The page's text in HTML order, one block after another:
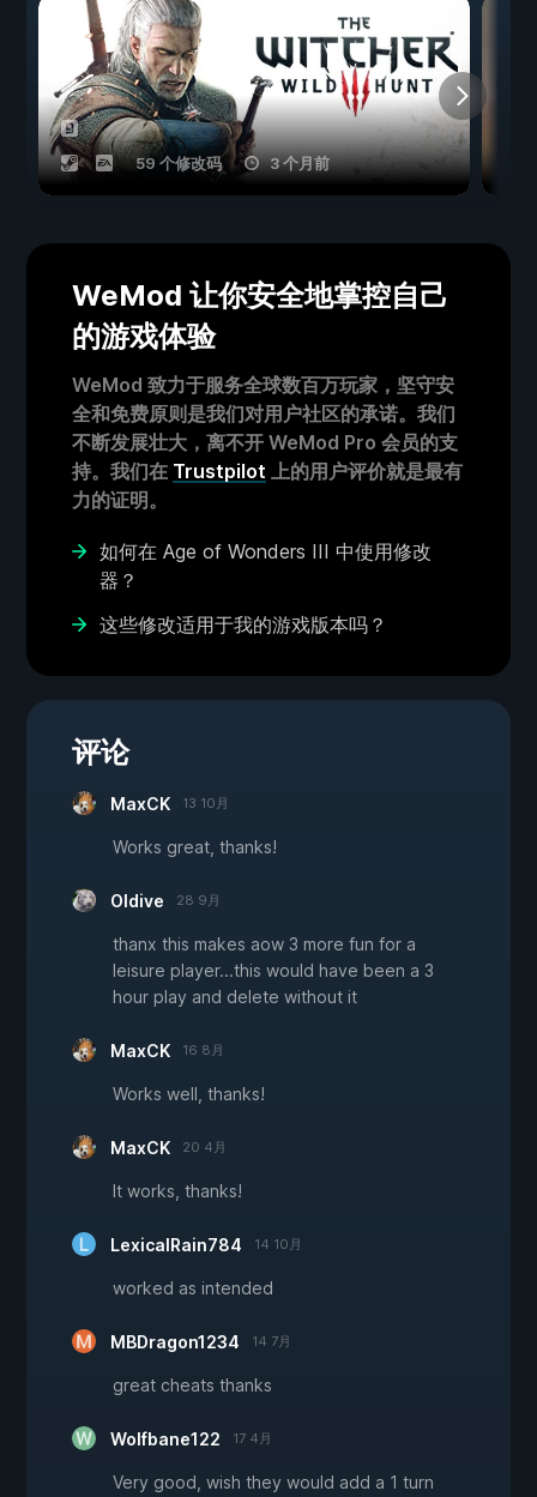
59 个修改码 3 个月前
WeMod 让你安全地掌控自己
的游戏体验
WeMod 致力于服务全球数百万玩家，坚守安
全和免费原则是我们对用户社区的承诺。我们
不断发展壮大，离不开 WeMod Pro 会员的支
持。我们在 Trustpilot 上的用户评价就是最有
力的证明。
如何在 Age of Wonders III 中使用修改
器？
这些修改适用于我的游戏版本吗？
评论
MaxCK 13 10月
Works great, thanks!
Oldive 28 9月
thanx this makes aow 3 more fun for a
leisure player...this would have been a 3
hour play and delete without it
MaxCK 16 8月
Works well, thanks!
MaxCK 20 4月
It works, thanks!
LexicalRain784 14 10月
worked as intended
MBDragon1234 14 7月
great cheats thanks
Wolfbane122 17 4月
Very good, wish they would add a 1 turn